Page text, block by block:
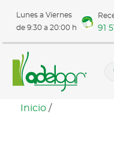
Lunes a Viernes
de 9:30 a 20:00 h
91
Inicio /